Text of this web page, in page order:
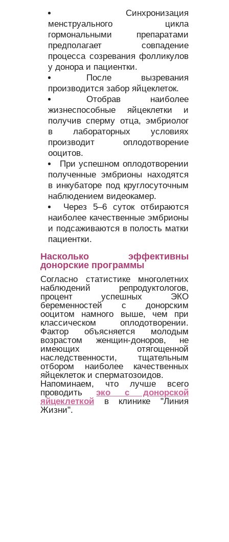
Синхронизация
менструального цикла
гормональными препаратами
предполагает совпадение
процесса созревания фолликулов
у донора и пациентки.
После вызревания
производится забор яйцеклеток.
Отобрав наиболее
жизнеспособные яйцеклетки и
получив сперму отца, эмбриолог
в лабораторных условиях
производит оплодотворение
ооцитов.
При успешном оплодотворении
полученные эмбрионы находятся
в инкубаторе под круглосуточным
наблюдением видеокамер.
Через 5–6 суток отбираются
наиболее качественные эмбрионы
и подсаживаются в полость матки
пациентки.
Насколько эффективны
донорские программы
Согласно статистике многолетних
наблюдений репродуктологов,
процент успешных ЭКО
беременностей с донорским
ооцитом намного выше, чем при
классическом оплодотворении.
Фактор объясняется молодым
возрастом женщин-доноров, не
имеющих отягощенной
наследственности, тщательным
отбором наиболее качественных
яйцеклеток и сперматозоидов.
Напоминаем, что лучше всего
проводитьэко с донорской
яйцеклеткой в клинике "Линия
Жизни".